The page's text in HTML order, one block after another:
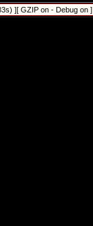
][ GZIP on - Debug on ]